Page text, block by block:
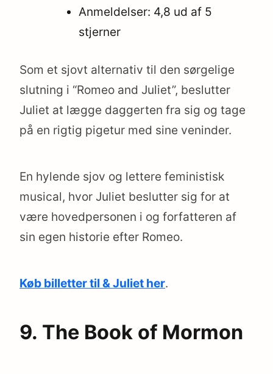
Anmeldelser: 4,8 ud af 5
stjerner
Som et sjovt alternativ til den sørgelige
slutning i “Romeo and Juliet”, beslutter
Juliet at lægge daggerten fra sig og tage
på en rigtig pigetur med sine veninder.
En hylende sjov og lettere feministisk
musical, hvor Juliet beslutter sig for at
være hovedpersonen i og forfatteren af
sin egen historie efter Romeo.
Køb billetter til & Juliet her.
9. The Book of Mormon